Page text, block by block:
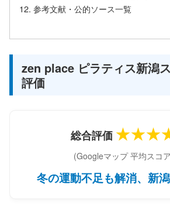
参考文献・公的ソース一覧
zen place ピラティス新潟
評価
総合評価
(Googleマップ 平均スコ
冬の運動不足も解消、新